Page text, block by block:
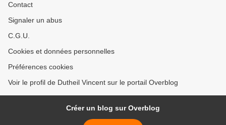
Contact
Signaler un abus
C.G.U.
Cookies et données personnelles
Préférences cookies
Voir le profil de Dutheil Vincent sur le portail Overblog
Créer un blog sur Overblog